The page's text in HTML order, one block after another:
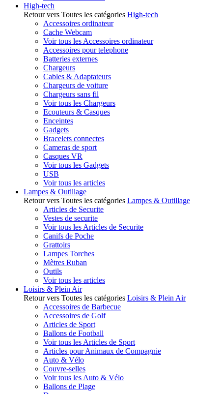
High-tech
Retour vers Toutes les catégories High-tech
Accessoires ordinateur
Cache Webcam
Voir tous les Accessoires ordinateur
Accessoires pour telephone
Batteries externes
Chargeurs
Cables & Adaptateurs
Chargeurs de voiture
Chargeurs sans fil
Voir tous les Chargeurs
Ecouteurs & Casques
Enceintes
Gadgets
Bracelets connectes
Cameras de sport
Casques VR
Voir tous les Gadgets
USB
Voir tous les articles
Lampes & Outillage
Retour vers Toutes les catégories Lampes & Outillage
Articles de Securite
Vestes de securite
Voir tous les Articles de Securite
Canifs de Poche
Grattoirs
Lampes Torches
Mètres Ruban
Outils
Voir tous les articles
Loisirs & Plein Air
Retour vers Toutes les catégories Loisirs & Plein Air
Accessoires de Barbecue
Accessoires de Golf
Articles de Sport
Ballons de Football
Voir tous les Articles de Sport
Articles pour Animaux de Compagnie
Auto & Vélo
Couvre-selles
Voir tous les Auto & Vélo
Ballons de Plage